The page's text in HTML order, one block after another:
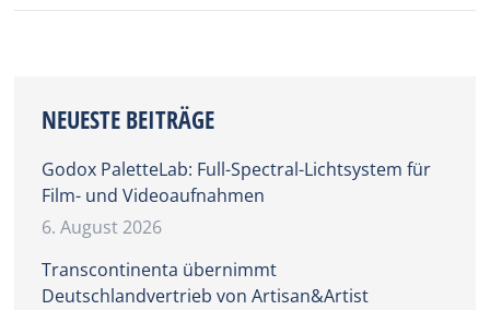
NEUESTE BEITRÄGE
Godox PaletteLab: Full-Spectral-Lichtsystem für
Film- und Videoaufnahmen
6. August 2026
Transcontinenta übernimmt
Deutschlandvertrieb von Artisan&Artist